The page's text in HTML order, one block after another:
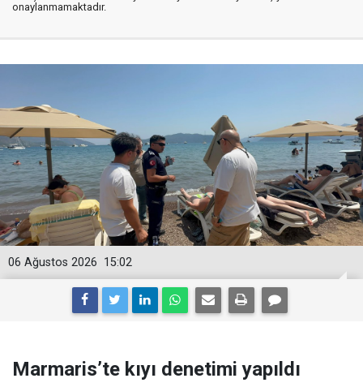
onaylanmamaktadır.
15:02
06 Ağustos 2026
Marmaris’te kıyı denetimi yapıldı